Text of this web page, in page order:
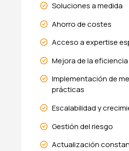
Soluciones a medida
Ahorro de costes
Acceso a expertise
Mejora de la
Implementación de
prácticas
Escalabilidad y
Gestión del riesgo
Actualización